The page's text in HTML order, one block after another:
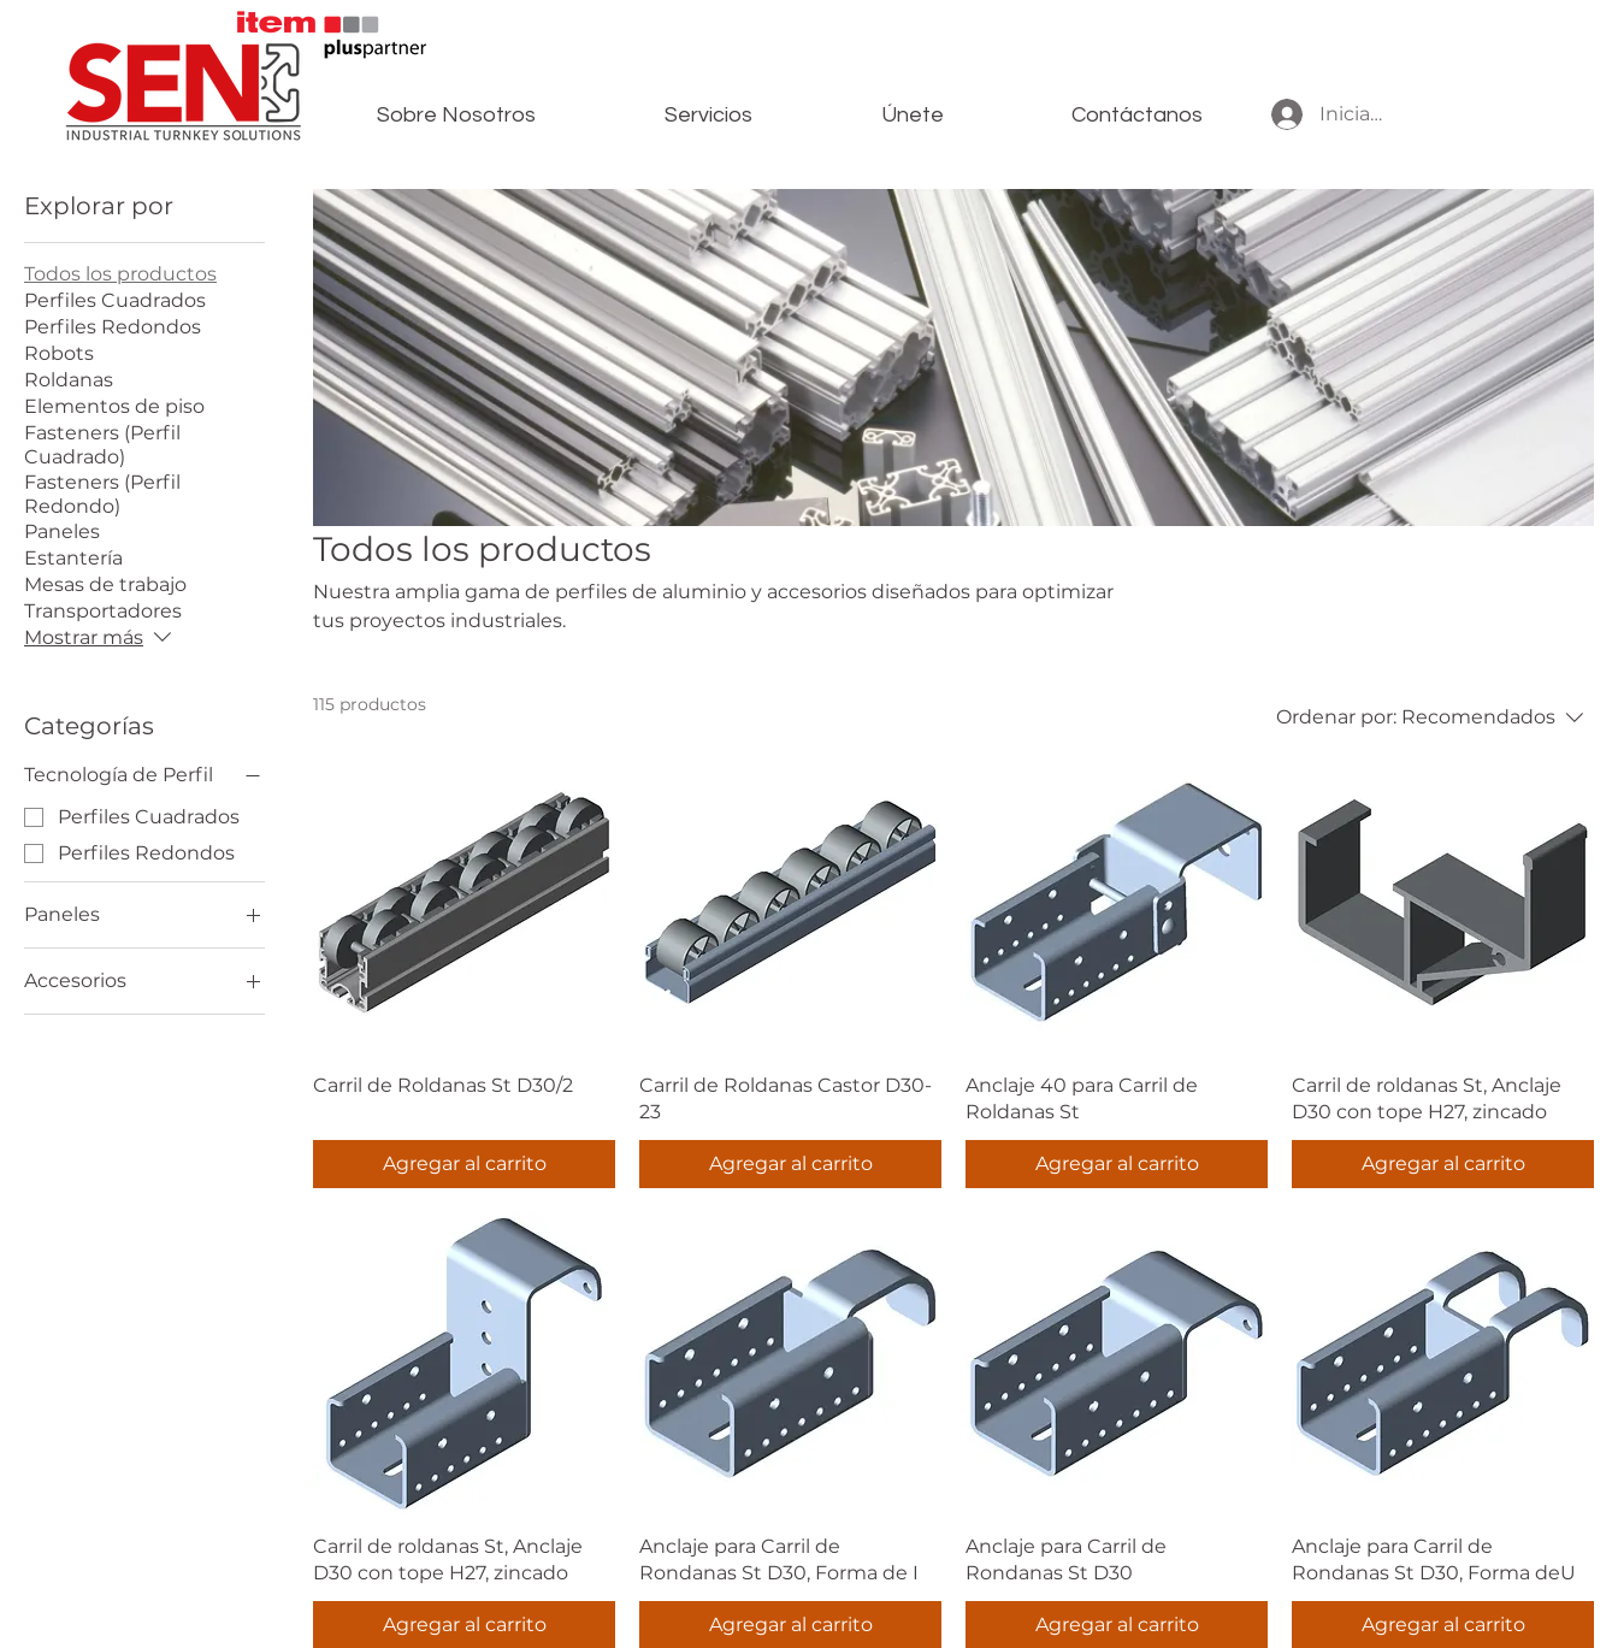
Sobre Nosotros Servicios Únete Contáctanos Iniciar sesión
Explorar por
Todos los productos
Perfiles Cuadrados
Perfiles Redondos
Robots
Roldanas
Elementos de piso
Fasteners (Perfil
Cuadrado)
Fasteners (Perfil
Redondo)
Paneles
Estantería
Mesas de trabajo
Transportadores
Mostrar más
Categorías
Tecnología de Perfil
Perfiles Cuadrados
Perfiles Redondos
Paneles
Paneles
Accesorios
Elementos de piso
Todos los productos
Nuestra amplia gama de perfiles de aluminio y accesorios diseñados para optimizar
tus proyectos industriales.
115 productos
Ordenar por: Recomendados
Carril de Roldanas St D30/2
Agregar al carrito
Carril de Roldanas Castor D30-
23
Agregar al carrito
Anclaje 40 para Carril de
Roldanas St
Agregar al carrito
Carril de roldanas St, Anclaje
D30 con tope H27, zincado
Agregar al carrito
Carril de roldanas St, Anclaje
D30 con tope H27, zincado
Agregar al carrito
Anclaje para Carril de
Rondanas St D30, Forma de I
Agregar al carrito
Anclaje para Carril de
Rondanas St D30
Agregar al carrito
Anclaje para Carril de
Rondanas St D30, Forma deU
Agregar al carrito